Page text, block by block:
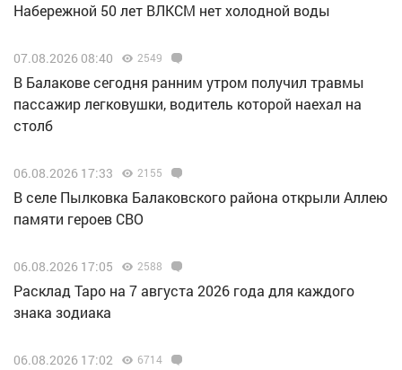
Набережной 50 лет ВЛКСМ нет холодной воды
07.08.2026 08:40 2549
В Балакове сегодня ранним утром получил травмы
пассажир легковушки, водитель которой наехал на
столб
06.08.2026 17:33 2155
В селе Пылковка Балаковского района открыли Аллею
памяти героев СВО
06.08.2026 17:05 2588
Расклад Таро на 7 августа 2026 года для каждого
знака зодиака
06.08.2026 17:02 6714